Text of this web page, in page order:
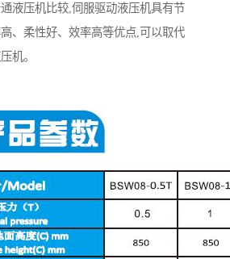
液压机比较,伺服驱动液压机具有节
、柔性好、效率高等优点,可以取代
机。